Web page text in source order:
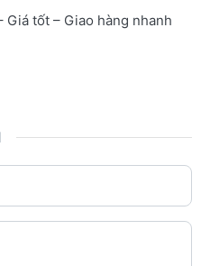
tốt – Giao hàng nhanh